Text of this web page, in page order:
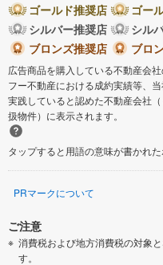
ゴールド推奨店
ゴー
シルバー推奨店
シル
ブロンズ推奨店
ブロ
広告商品を購入している不動産会
フー不動産における成約実績等、
実践していると認めた不動産会社
扱物件）に表示されます。
タップすると用語の意味が書かれた
PRマークについて
ご注意
消費税および地方消費税の対象
す。